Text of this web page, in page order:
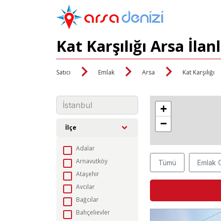
Kat Karşılığı Arsa
Satıcı Emlak Arsa Kat Karşılığı
İlçe
Adalar
Arnavutköy
Ataşehir
Avcılar
Bağcılar
Bahçelievler
+
−
Tümü Emlak